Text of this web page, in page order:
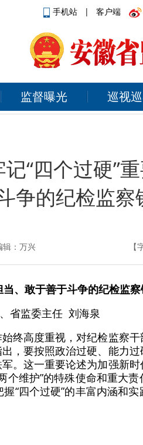
手机站 | 客户端
监督曝光 巡视
“四个过硬”
争的纪检监察
：万兴 【
、敢于善于斗争的纪检监
省监委主任 刘海泉
终高度重视，对纪检监察干
，要按照政治过硬、能力
。这一重要论述为加强新
维护”的特殊使命和重大
“四个过硬”的丰富内涵和